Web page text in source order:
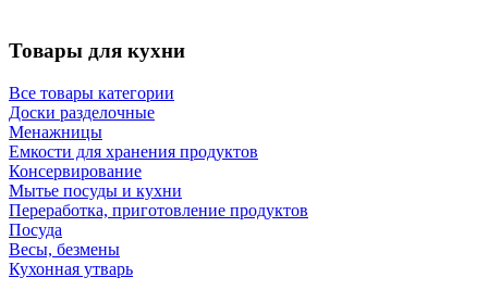
Товары для кухни
Все товары категории
Доски разделочные
Менажницы
Емкости для хранения продуктов
Консервирование
Мытье посуды и кухни
Переработка, приготовление продуктов
Посуда
Весы, безмены
Кухонная утварь